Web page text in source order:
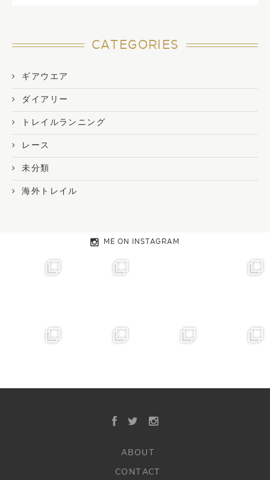
CATEGORIES
ギアウエア
ダイアリー
トレイルランニング
レース
未分類
海外トレイル
ME ON INSTAGRAM
ABOUT
CONTACT